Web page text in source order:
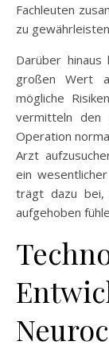
Fachleuten
zu
Darüber hinaus
großen Wert
mögliche
vermitteln den
Operation
Arzt
ein
trägt dazu bei,
aufgehoben